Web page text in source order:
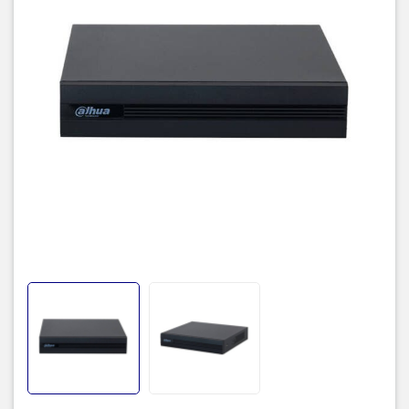
– Hỗ trợ tối đa 4 kênh SMD Plus (analog).
– Chuẩn nén hình ảnh H265+/H265 với hai luồng dữ liệu, độ phân
giải 1080P/720P@25/30 fps.
– Hỗ trợ ghi hình camera độ phân giải 1080N/720P(1 fps – 25 fps),
960H/D1/CIF (1 fps–25/30 fps), cổng ra tín hiệu video đồng thời
– Hỗ trợ kết nối nhiều nhãn hiệu camera IP(8+2), hỗ trợ lên đến
– Thiết kế nút reset cứng trên mainboard.
– Sản xuất tại Trung Quốc.